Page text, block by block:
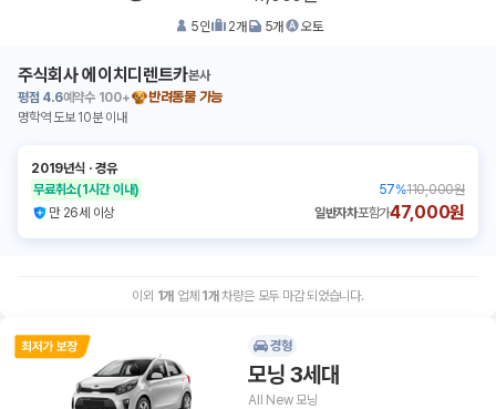
5인 2개 5개 오토
주식회사 에이치디렌트카본사
평점 4.6예약수 100+
반려동물 가능
명학역 도보 10분 이내
2019년식 ㆍ경유
무료취소(1시간 이내) 57%110,000원
만 26세 이상
일반자차포함가47,000원
이외 1개 업체 1 개 차량은 모두 마감 되었습니다.
경형
모닝 3세대
All New 모닝